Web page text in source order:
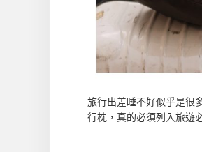
旅行出差睡不好似乎是很
行枕，真的必須列入旅遊